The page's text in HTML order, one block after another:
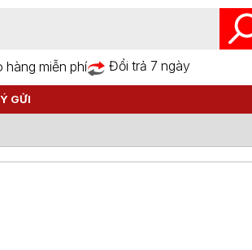
hàng miễn phí Đổi trả 7 ngày
GỬI